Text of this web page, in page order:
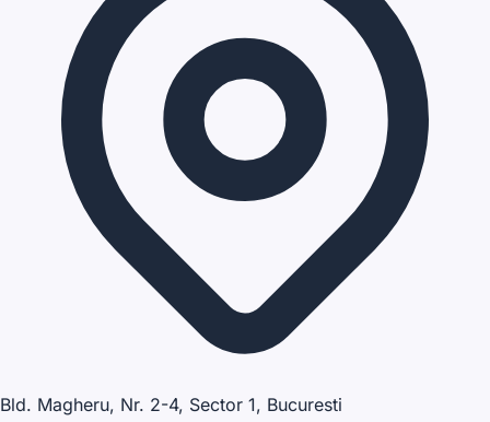
Bld. Magheru, Nr. 2-4, Sector 1, Bucuresti